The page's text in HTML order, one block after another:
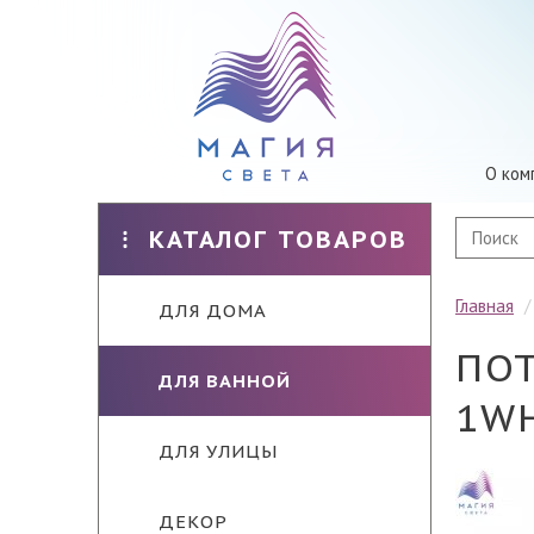
О
КАТАЛОГ ТОВАРОВ
ДЛЯ ДОМА
ДЛЯ ВАННОЙ
ДЛЯ УЛИЦЫ
ДЕКОР
Главная /